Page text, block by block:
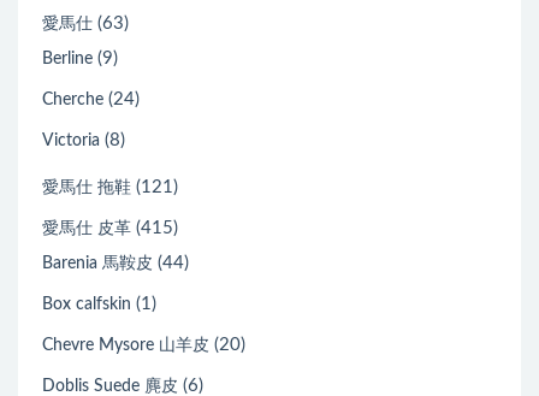
愛馬仕 (63)
Berline (9)
Cherche (24)
Victoria (8)
愛馬仕 拖鞋 (121)
愛馬仕 皮革 (415)
Barenia 馬鞍皮 (44)
Box calfskin (1)
Chevre Mysore 山羊皮 (20)
Doblis Suede 麂皮 (6)